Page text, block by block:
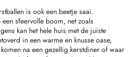
is ook een beetje saai.
sfeervolle boom, net zoals
kan het hele huis met de juiste
in een warme en knusse oase,
na een gezellig kerstdiner of waar